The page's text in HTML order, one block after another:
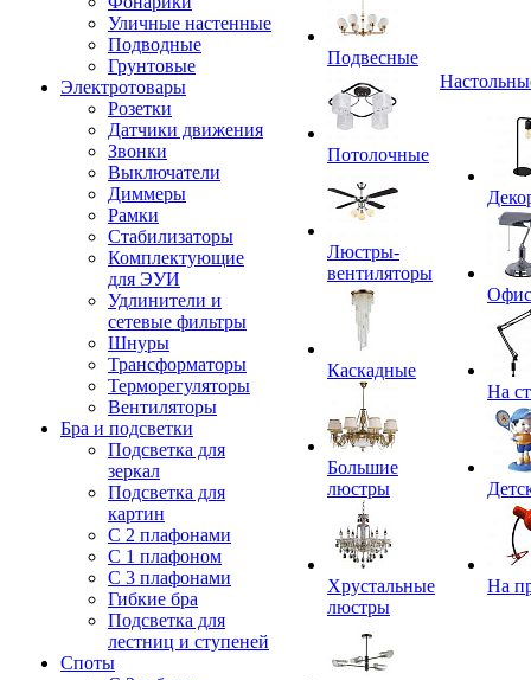
Уличные настенные
Подводные
Грунтовые
Электротовары
Розетки
Датчики движения
Звонки
Выключатели
Диммеры
Рамки
Стабилизаторы
Комплектующие
для ЭУИ
Удлинители и
сетевые фильтры
Шнуры
Трансформаторы
Терморегуляторы
Вентиляторы
Бра и подсветки
Подсветка для
зеркал
Подсветка для
картин
С 2 плафонами
С 1 плафоном
С 3 плафонами
Гибкие бра
Подсветка для
лестниц и ступеней
Споты
Подвесные
Потолочные
Люстры-
вентиляторы
Каскадные
Большие
люстры
Хрустальные
люстры
На
На